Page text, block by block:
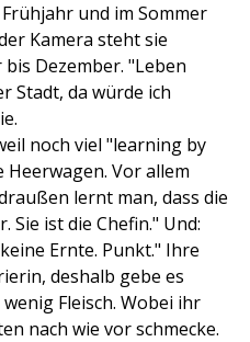
und im Sommer
Kamera steht sie
Dezember. "Leben
Stadt, da würde ich
noch viel "learning by
Vor allem
lernt man, dass die
Sie ist die Chefin." Und:
Ernte. Punkt." Ihre
deshalb gebe es
Fleisch. Wobei ihr
nach wie vor schmecke.